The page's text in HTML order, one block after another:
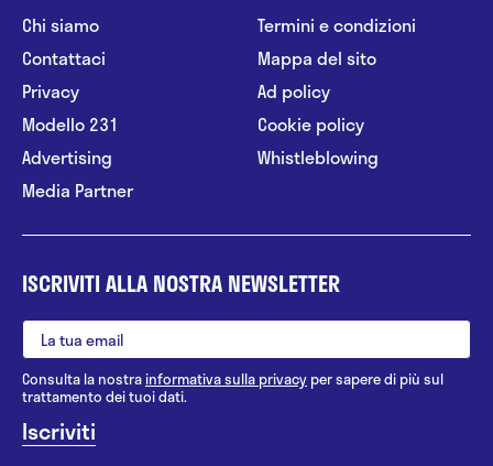
Chi siamo
Contattaci
Privacy
Modello 231
Advertising
Media Partner
Termini e condizioni
Mappa del sito
Ad policy
Cookie policy
Whistleblowing
ISCRIVITI ALLA NOSTRA NEWSLETTER
Consulta la nostrainformativa sulla privacy per sapere di più sul
trattamento dei tuoi dati.